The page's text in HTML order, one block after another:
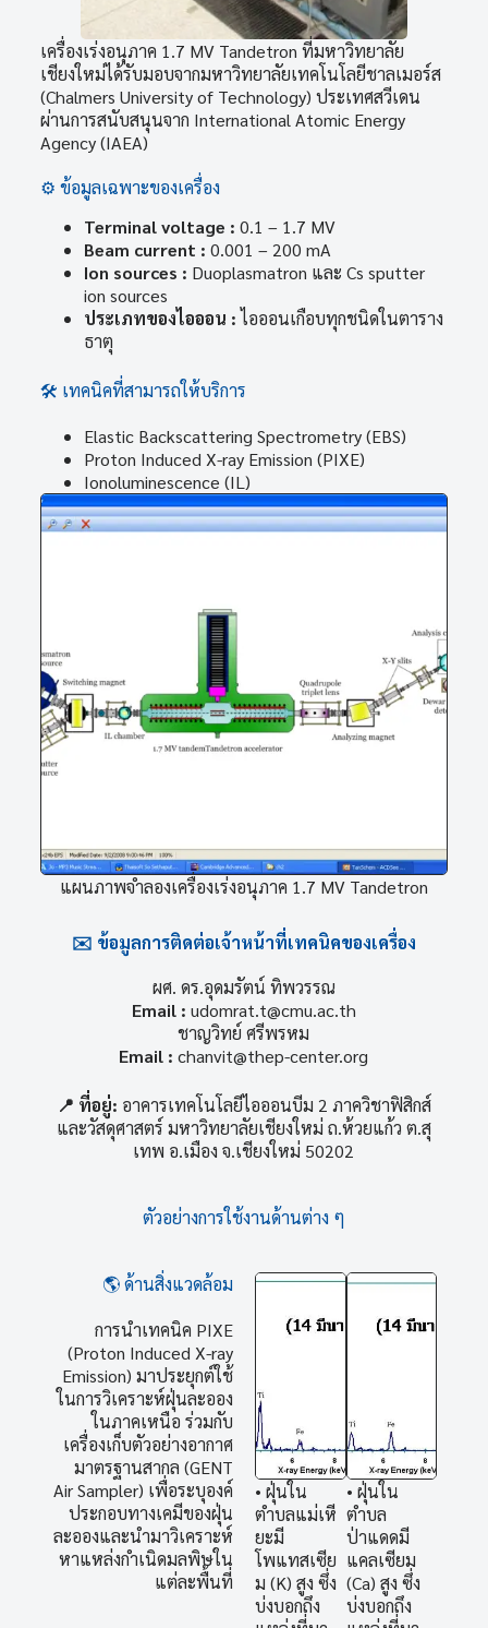
เครื่องเร่งอนุภาค 1.7 MV Tandetron ที่มหาวิทยาลัย
เชียงใหม่ได้รับมอบจากมหาวิทยาลัยเทคโนโลยีชาลเมอร์ส
(Chalmers University of Technology) ประเทศสวีเดน
ผ่านการสนับสนุนจาก International Atomic Energy
Agency (IAEA)
⚙️ ข้อมูลเฉพาะของเครื่อง
Terminal voltage : 0.1 – 1.7 MV
Beam current : 0.001 – 200 mA
Ion sources : Duoplasmatron และ Cs sputter
ion sources
ประเภทของไอออน : ไอออนเกือบทุกชนิดในตาราง
ธาตุ
🛠️ เทคนิคที่สามารถให้บริการ
Elastic Backscattering Spectrometry (EBS)
Proton Induced X-ray Emission (PIXE)
Ionoluminescence (IL)
แผนภาพจำลองเครื่องเร่งอนุภาค 1.7 MV Tandetron
✉️ ข้อมูลการติดต่อเจ้าหน้าที่เทคนิคของเครื่อง
ผศ. ดร.อุดมรัตน์ ทิพวรรณ
Email : udomrat.t@cmu.ac.th
ชาญวิทย์ ศรีพรหม
Email : chanvit@thep-center.org
📍 ที่อยู่: อาคารเทคโนโลยีไอออนบีม 2 ภาควิชาฟิสิกส์
และวัสดุศาสตร์ มหาวิทยาลัยเชียงใหม่ ถ.ห้วยแก้ว ต.สุ
เทพ อ.เมือง จ.เชียงใหม่ 50202
ตัวอย่างการใช้งานด้านต่าง ๆ
🌎 ด้านสิ่งแวดล้อม
การนำเทคนิค PIXE
(Proton Induced X-ray
Emission) มาประยุกต์ใช้
ในการวิเคราะห์ฝุ่นละออง
ในภาคเหนือ ร่วมกับ
เครื่องเก็บตัวอย่างอากาศ
มาตรฐานสากล (GENT
Air Sampler) เพื่อระบุองค์
ประกอบทางเคมีของฝุ่น
ละอองและนำมาวิเคราะห์
หาแหล่งกำเนิดมลพิษใน
แต่ละพื้นที่
• ฝุ่นใน
ตำบลแม่เหี
ยะมี
โพแทสเซีย
ม (K) สูง ซึ่ง
บ่งบอกถึง
• ฝุ่นใน
ตำบล
ป่าแดดมี
แคลเซียม
(Ca) สูง ซึ่ง
บ่งบอกถึง